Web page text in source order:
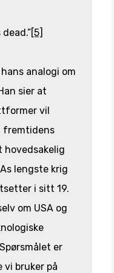
[5]
analogi om
sier at
vil
fremtidens
hovedsakelig
lengste krig
i sitt 19.
om USA og
er
vi bruker på